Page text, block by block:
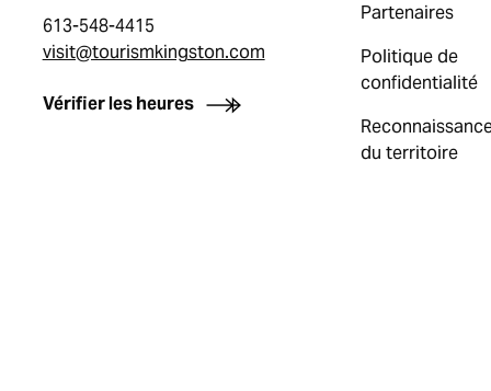
613-548-4415
visit@tourismkingston.com
Vérifier les heures
Partenaires
Politique de
confidentialité
du territoire